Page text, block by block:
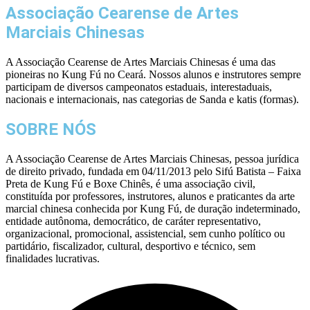
Associação Cearense de Artes
Marciais Chinesas
A Associação Cearense de Artes Marciais Chinesas é uma das
pioneiras no Kung Fú no Ceará. Nossos alunos e instrutores sempre
participam de diversos campeonatos estaduais, interestaduais,
nacionais e internacionais, nas categorias de Sanda e katis (formas).
SOBRE NÓS
A Associação Cearense de Artes Marciais Chinesas, pessoa jurídica
de direito privado, fundada em 04/11/2013 pelo Sifú Batista – Faixa
Preta de Kung Fú e Boxe Chinês, é uma associação civil,
constituída por professores, instrutores, alunos e praticantes da arte
marcial chinesa conhecida por Kung Fú, de duração indeterminado,
entidade autônoma, democrático, de caráter representativo,
organizacional, promocional, assistencial, sem cunho político ou
partidário, fiscalizador, cultural, desportivo e técnico, sem
finalidades lucrativas.